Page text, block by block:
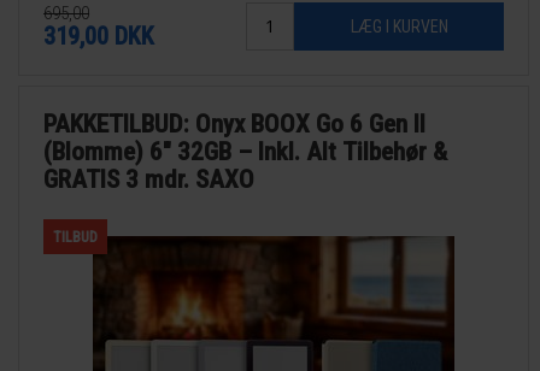
695,00
319,00 DKK
PAKKETILBUD: Onyx BOOX Go 6 Gen II
(Blomme) 6" 32GB – Inkl. Alt Tilbehør &
GRATIS 3 mdr. SAXO
TILBUD